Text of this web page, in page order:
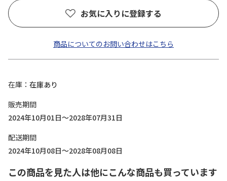
お気に入りに登録する
商品についてのお問い合わせはこちら
在庫
在庫あり
販売期間
2024年10月01日～2028年07月31日
配送期間
2024年10月08日～2028年08月08日
この商品を見た人は他にこんな商品も買っています